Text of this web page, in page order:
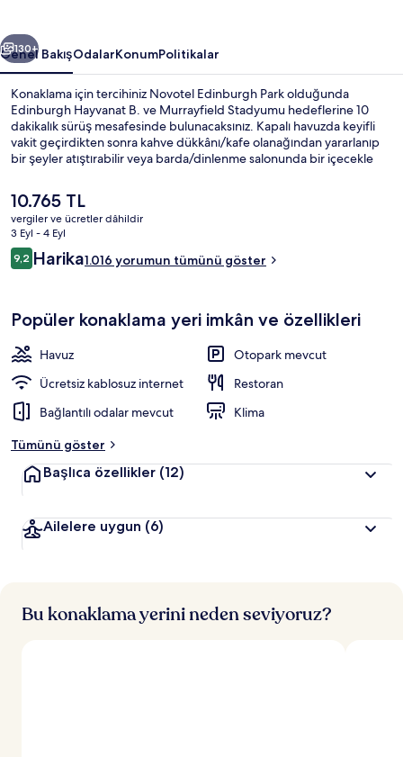
Sonraki
130+
Genel BakışOdalarKonumPolitikalar
Konaklama için tercihiniz Novotel Edinburgh Park olduğunda
Edinburgh Hayvanat B. ve Murrayfield Stadyumu hedeflerine 10
dakikalık sürüş mesafesinde bulunacaksınız. Kapalı havuzda keyifli
vakit geçirdikten sonra kahve dükkânı/kafe olanağından yararlanıp
bir şeyler atıştırabilir veya barda/dinlenme salonunda bir içecekle
özellikler arasındadır. Misafirler arasında yardıma hazır personel ve
merkezi konum seviliyor. Toplu taşıma yakındadır, Edinburgh Park
Tramvay Durağı 3 dakikalık ve Edinburgh Park Central Tramvay
Durağı 13 dakikalık yürüme mesafesinde bulunur.
Şu
anki
fiyat
10.765 TL
10.765 TL
vergiler ve ücretler dâhildir
3 Eyl - 4 Eyl
Yorumlar
9,29,2/10
Harika1.016 yorumun tümünü göster
Popüler konaklama yeri imkân ve özellikleri
Havuz
Otopark mevcut
Ücretsiz kablosuz internet
Restoran
Bağlantılı odalar mevcut
Klima
Tümünü göster
Başlıca özellikler (12)
Ailelere uygun (6)
Bu konaklama yerini neden seviyoruz?